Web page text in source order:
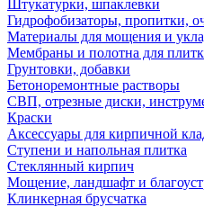
Штукатурки, шпаклевки
Гидрофобизаторы, пропитки,
Материалы для мощения и
Мембраны и полотна для
Грунтовки, добавки
Бетоноремонтные растворы
СВП, отрезные диски,
Краски
Аксессуары для кирпичной
Ступени и напольная плитка
Cтеклянный кирпич
Мощение, ландшафт и
Клинкерная брусчатка